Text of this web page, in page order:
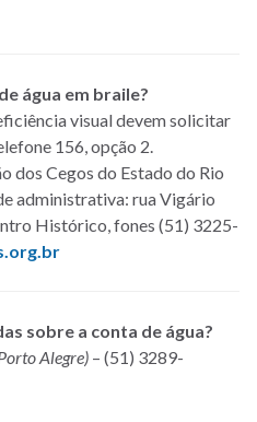
água em braile?
visual devem solicitar
156, opção 2.
dos Cegos do Estado do Rio
administrativa: rua Vigário
Histórico, fones (51) 3225-
sobre a conta de água?
Alegre) – (51) 3289-